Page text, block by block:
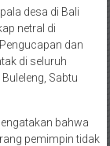
desa di Bali
netral di
dan
di seluruh
Sabtu
bahwa
pemimpin tidak